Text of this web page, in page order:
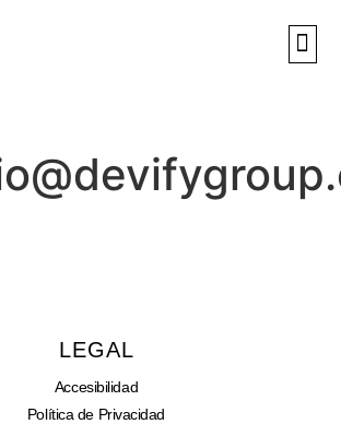
LEGAL
Accesibilidad
Política de Privacidad